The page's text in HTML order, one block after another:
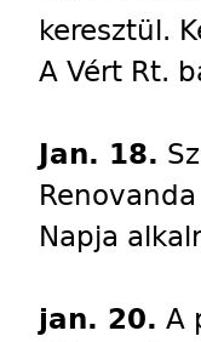
keresztül.
A Vért Rt.
Jan. 18.
Napja
jan. 20. A